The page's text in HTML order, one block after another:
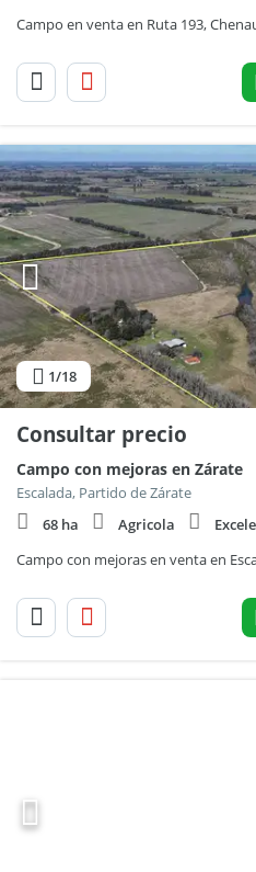
Campo en venta en Ruta 193,
1/18
Consultar precio
Campo con mejoras en Zárate
Escalada, Partido de Zárate
68 ha
Agricola
Campo con mejoras en venta en